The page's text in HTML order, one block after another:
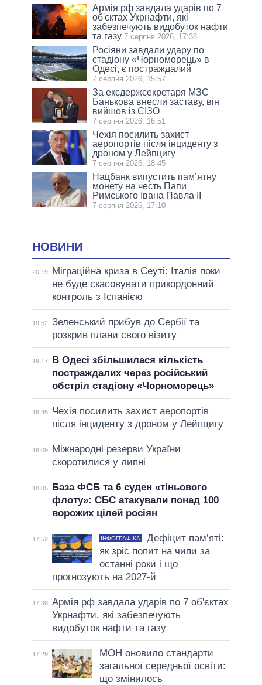
Армія рф завдала ударів по 7
об'єктах Укрнафти, які
забезпечують видобуток нафти
та газу 7 серпня 2026, 17:38
Росіяни завдали удару по
стадіону «Чорноморець» в
Одесі, є постраждалий
7 серпня 2026, 15:57
За ексдержсекретаря МЗС
Банькова внесли заставу, він
вийшов із СІЗО
7 серпня 2026, 16:51
Чехія посилить захист
аеропортів після інциденту з
дроном у Лейпцигу
7 серпня 2026, 18:45
Нацбанк випустить пам’ятну
монету на честь Папи
Римського Івана Павла II
7 серпня 2026, 17:10
НОВИНИ
20:19
Міграційна криза в Сеуті: Італія поки
не буде скасовувати прикордонний
контроль з Іспанією
19:52 Зеленський прибув до Сербії та
розкрив плани свого візиту
19:17
В Одесі збільшилася кількість
постраждалих через російський
обстріл стадіону «Чорноморець»
18:45
Чехія посилить захист аеропортів
після інциденту з дроном у Лейпцигу
18:09
Міжнародні резерви України
скоротилися у липні
18:05
База ФСБ та 6 суден «тіньового
флоту»: СБС атакували понад 100
ворожих цілей росіян
17:52 ІНФОГРАФІКА
Дефіцит пам’яті:
як зріс попит на чипи за
останні роки і що
прогнозують на 2027-й
17:38 Армія рф завдала ударів по 7 об'єктах
Укрнафти, які забезпечують
видобуток нафти та газу
17:29
МОН оновило стандарти
загальної середньої освіти:
що змінилось